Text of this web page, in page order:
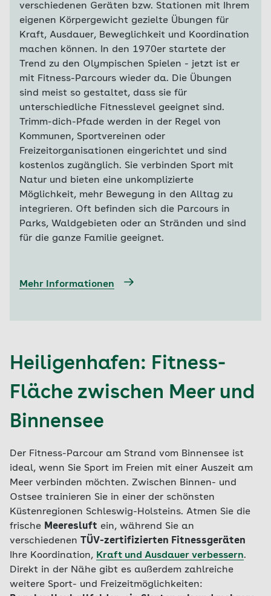
verschiedenen Geräten bzw. Stationen mit Ihrem
eigenen Körpergewicht gezielte Übungen für
Kraft, Ausdauer, Beweglichkeit und Koordination
machen können. In den 1970er startete der
Trend zu den Olympischen Spielen - jetzt ist er
mit Fitness-Parcours wieder da. Die Übungen
sind meist so gestaltet, dass sie für
unterschiedliche Fitnesslevel geeignet sind.
Trimm-dich-Pfade werden in der Regel von
Kommunen, Sportvereinen oder
Freizeitorganisationen eingerichtet und sind
kostenlos zugänglich. Sie verbinden Sport mit
Natur und bieten eine unkomplizierte
Möglichkeit, mehr Bewegung in den Alltag zu
integrieren. Oft befinden sich die Parcours in
Parks, Waldgebieten oder an Stränden und sind
für die ganze Familie geeignet.
Mehr Informationen
Heiligenhafen: Fitness-
Fläche zwischen Meer und
Binnensee
Der Fitness-Parcour am Strand vom Binnensee ist
ideal, wenn Sie Sport im Freien mit einer Auszeit am
Meer verbinden möchten. Zwischen Binnen- und
Ostsee trainieren Sie in einer der schönsten
Küstenregionen Schleswig-Holsteins. Atmen Sie die
frische Meeresluft ein, während Sie an
verschiedenen
TÜV-zertifizierten Fitnessgeräten
Ihre Koordination, Kraft und Ausdauer verbessern.
Direkt in der Nähe gibt es außerdem zahlreiche
weitere Sport- und Freizeitmöglichkeiten: